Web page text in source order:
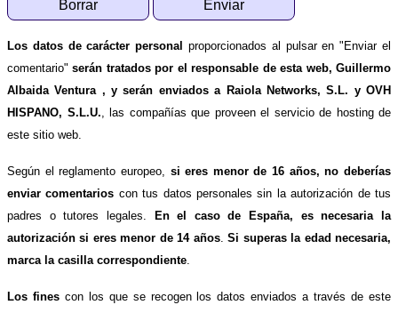
Los datos de carácter personal
proporcionados al pulsar en "Enviar el
comentario"serán tratados por el responsable de esta web, Guillermo
Albaida Ventura , y serán enviados a Raiola Networks, S.L. y OVH
HISPANO, S.L.U. , las compañías que proveen el servicio de hosting de
este sitio web.
Según el reglamento europeo, si eres menor de 16 años, no deberías
enviar comentarios con tus datos personales sin la autorización de tus
padres o tutores legales.
En el caso de España, es necesaria la
autorización si eres menor de 14 años.Si superas la edad necesaria,
marca la casilla correspondiente
Los finescon los que se recogen los datos enviados a través de este